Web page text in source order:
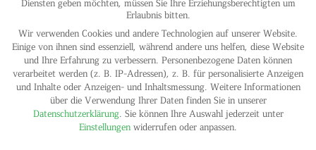
IMPRINT
PRIVACY POLICY
© HELGA MARIA KLOSTERFELDE | ALL RIGHTS RESERVED
Erlaubnis bitten.
Wir verwenden Cookies und andere Technologien auf unserer Website.
Einige von ihnen sind essenziell, während andere uns helfen, diese Website
und Ihre Erfahrung zu verbessern. Personenbezogene Daten können
verarbeitet werden (z. B. IP-Adressen), z. B. für personalisierte Anzeigen
und Inhalte oder Anzeigen- und Inhaltsmessung. Weitere Informationen
über die Verwendung Ihrer Daten finden Sie in unserer
Datenschutzerklärung. Sie können Ihre Auswahl jederzeit unter
Einstellungen widerrufen oder anpassen.